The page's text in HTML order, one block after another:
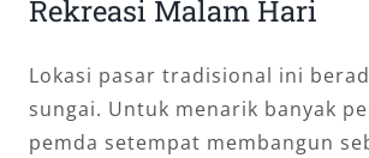
Rekreasi Malam Hari
Lokasi pasar tradisional ini
sungai. Untuk menarik banyak
pemda setempat membangun